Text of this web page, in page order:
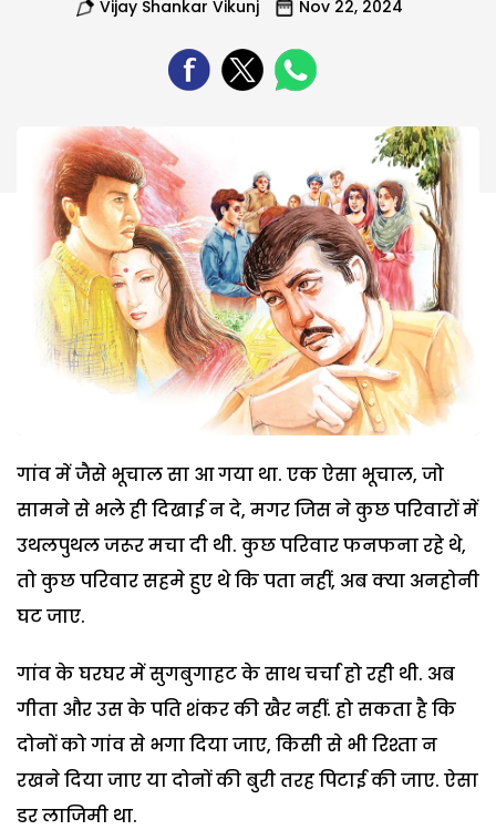
Vijay Shankar Vikunj Nov 22, 2024
गांव में जैसे भूचाल सा आ गया था. एक ऐसा भूचाल, जो
सामने से भले ही दिखाई न दे, मगर जिस ने कुछ परिवारों में
उथलपुथल जरूर मचा दी थी. कुछ परिवार फनफना रहे थे,
तो कुछ परिवार सहमे हुए थे कि पता नहीं, अब क्या अनहोनी
घट जाए.
गांव के घरघर में सुगबुगाहट के साथ चर्चा हो रही थी. अब
गीता और उस के पति शंकर की खैर नहीं. हो सकता है कि
दोनों को गांव से भगा दिया जाए, किसी से भी रिश्ता न
रखने दिया जाए या दोनों की बुरी तरह पिटाई की जाए. ऐसा
डर लाजिमी था.